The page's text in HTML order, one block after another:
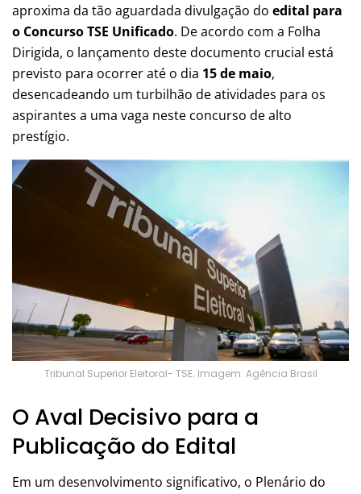
aproxima da tão aguardada divulgação do edital para
o Concurso TSE Unificado. De acordo com a Folha
Dirigida, o lançamento deste documento crucial está
previsto para ocorrer até o dia 15 de maio,
desencadeando um turbilhão de atividades para os
aspirantes a uma vaga neste concurso de alto
prestígio.
Tribunal Superior Eleitoral- TSE. Imagem: Agência Brasil
O Aval Decisivo para a
Publicação do Edital
Em um desenvolvimento significativo, o Plenário do